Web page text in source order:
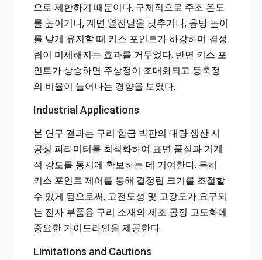
으로 제한하기 때문이다. 구체적으로 주조 온도
를 높이거나, 계면 열전달을 낮추거나, 용탕 높이
를 낮게 유지할 때 키스 포인트가 하강하며 결정
립이 미세해지는 효과를 거두었다. 반면 키스 포
인트가 상승하면 주상정이 조대화되고 등축정
의 비율이 늘어나는 경향을 보였다.
Industrial Applications
본 연구 결과는 구리 합금 박판의 대량 생산 시
공정 파라미터를 최적화하여 표면 품질과 기계
적 강도를 동시에 확보하는 데 기여한다. 특히
키스 포인트 제어를 통해 결정립 크기를 조절할
수 있게 됨으로써, 고전도성 및 고강도가 요구되
는 전자 부품용 구리 소재의 제조 공정 고도화에
중요한 가이드라인을 제공한다.
Limitations and Cautions